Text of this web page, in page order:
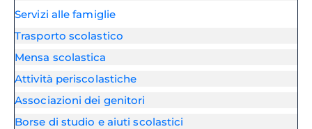
Servizi alle famiglie
Trasporto scolastico
Mensa scolastica
Attività periscolastiche
Associazioni dei genitori
Borse di studio e aiuti scolastici